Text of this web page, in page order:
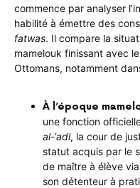
commence par analyser
habilité à émettre des
fatwas. Il compare la
mamelouk finissant avec
Ottomans, notamment
À l’époque
une fonction
al-‘adl, la cour de
statut acquis par le
de maître à élève
son détenteur à